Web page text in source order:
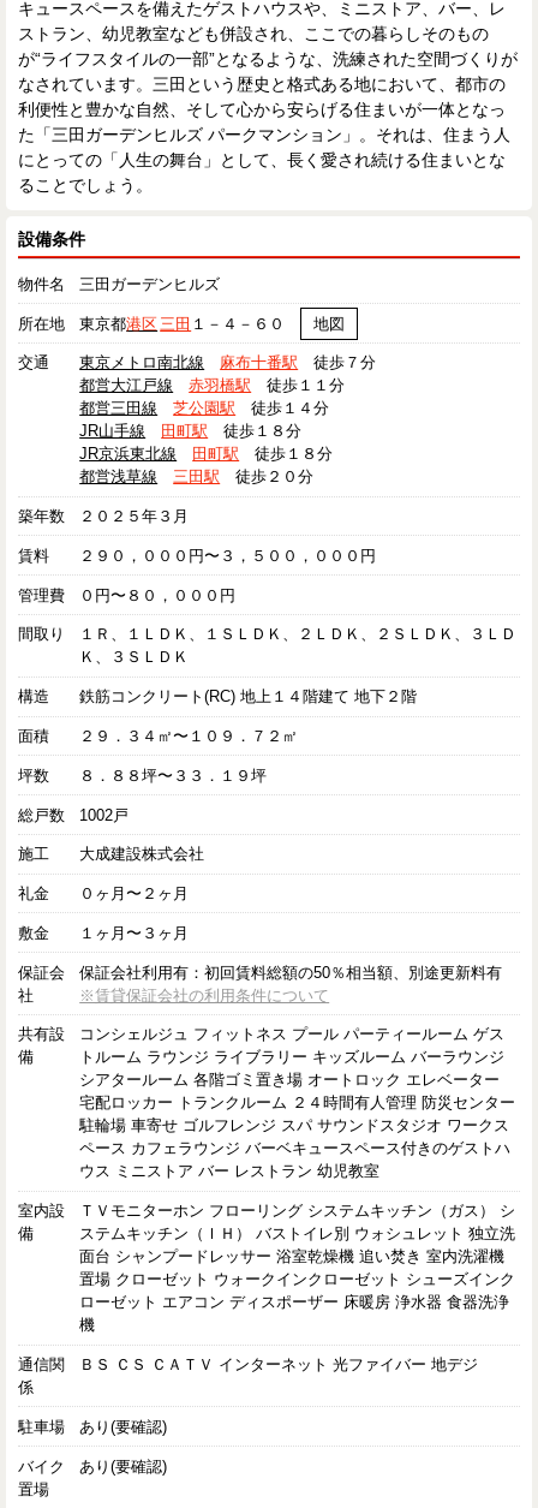
キュースペースを備えたゲストハウスや、ミニストア、バー、レ
ストラン、幼児教室なども併設され、ここでの暮らしそのもの
が“ライフスタイルの一部”となるような、洗練された空間づくりが
なされています。三田という歴史と格式ある地において、都市の
利便性と豊かな自然、そして心から安らげる住まいが一体となっ
た「三田ガーデンヒルズ パークマンション」。それは、住まう人
にとっての「人生の舞台」として、長く愛され続ける住まいとな
ることでしょう。
設備条件
物件名 三田ガーデンヒルズ
所在地 東京都港区 三田 １－４－６０ 地図
交通 東京メトロ南北線 麻布十番駅 徒歩７分
都営大江戸線
赤羽橋駅 徒歩１１分
都営三田線
芝公園駅 徒歩１４分
JR山手線
田町駅 徒歩１８分
JR京浜東北線
田町駅 徒歩１８分
都営浅草線
三田駅 徒歩２０分
築年数 ２０２５年３月
賃料 ２９０，０００円〜３，５００，０００円
管理費 ０円〜８０，０００円
間取り
１Ｒ、１ＬＤＫ、１ＳＬＤＫ、２ＬＤＫ、２ＳＬＤＫ、３ＬＤ
Ｋ、３ＳＬＤＫ
構造 鉄筋コンクリート(RC) 地上１４階建て 地下２階
面積 ２９．３４㎡〜１０９．７２㎡
坪数 ８．８８坪〜３３．１９坪
総戸数 1002戸
施工 大成建設株式会社
礼金 ０ヶ月〜２ヶ月
敷金 １ヶ月〜３ヶ月
保証会
社
保証会社利用有：初回賃料総額の50％相当額、別途更新料有
※賃貸保証会社の利用条件について
共有設
備
コンシェルジュ フィットネス プール パーティールーム ゲス
トルーム ラウンジ ライブラリー キッズルーム バーラウンジ
シアタールーム 各階ゴミ置き場 オートロック エレベーター
宅配ロッカー トランクルーム ２４時間有人管理 防災センター
駐輪場 車寄せ ゴルフレンジ スパ サウンドスタジオ ワークス
ペース カフェラウンジ バーベキュースペース付きのゲストハ
ウス ミニストア バー レストラン 幼児教室
室内設
備
ＴＶモニターホン フローリング システムキッチン（ガス） シ
ステムキッチン（ＩＨ） バストイレ別 ウォシュレット 独立洗
面台 シャンプードレッサー 浴室乾燥機 追い焚き 室内洗濯機
置場 クローゼット ウォークインクローゼット シューズインク
ローゼット エアコン ディスポーザー 床暖房 浄水器 食器洗浄
機
通信関
係
ＢＳ ＣＳ ＣＡＴＶ インターネット 光ファイバー 地デジ
駐車場 あり(要確認)
バイク
置場
あり(要確認)